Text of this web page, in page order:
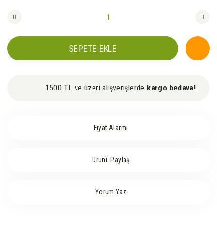
SEPETE EKLE
1500 TL ve üzeri alışverişlerde kargo bedava!
Fiyat Alarmı
Ürünü Paylaş
Yorum Yaz